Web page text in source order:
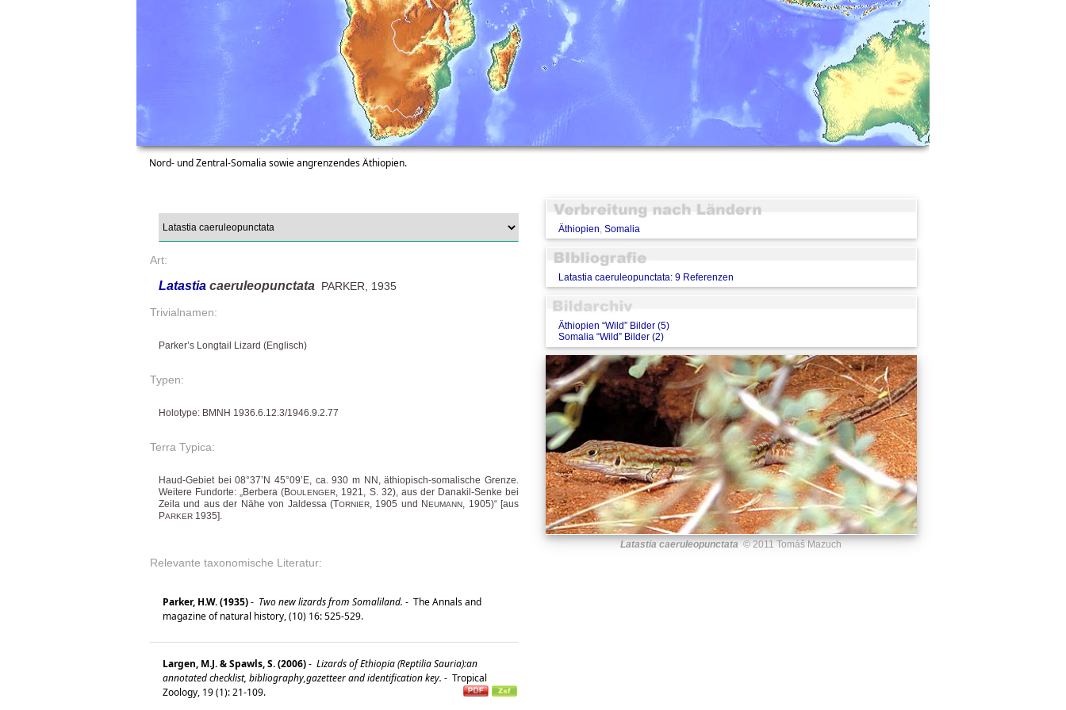
Nord- und Zentral-Somalia sowie angrenzendes Äthiopien.
Art:
Latastia caeruleopunctata PARKER, 1935
Trivialnamen:
Parker’s Longtail Lizard (Englisch)
Typen:
Holotype: BMNH 1936.6.12.3/1946.9.2.77
Terra Typica:
Haud-Gebiet bei 08°37’N 45°09’E, ca. 930 m NN, äthiopisch-somalische Grenze.
Weitere Fundorte: „Berbera (BOULENGER, 1921, S. 32), aus der Danakil-Senke bei
Zeila und aus der Nähe von Jaldessa (TORNIER, 1905 und NEUMANN, 1905)“ [aus
PARKER 1935].
Relevante taxonomische Literatur:
Parker, H.W. (1935)- Two new lizards from Somaliland. - The Annals and
magazine of natural history, (10) 16: 525-529.
Largen, M.J. & Spawls, S. (2006)- Lizards of Ethiopia (Reptilia Sauria):an
annotated checklist, bibliography,gazetteer and identification key. - Tropical
Zoology, 19 (1): 21-109.
Äthiopien, Somalia
Latastia caeruleopunctata: 9 Referenzen
Äthiopien “Wild” Bilder (5)
Somalia “Wild” Bilder (2)
Latastia caeruleopunctata © 2011 Tomáš Mazuch